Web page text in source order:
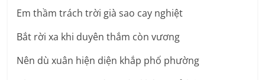
Em thầm trách trời già sao cay nghiệt
Bắt rời xa khi duyên thắm còn vương
Nên dù xuân hiện diện khắp phố phường